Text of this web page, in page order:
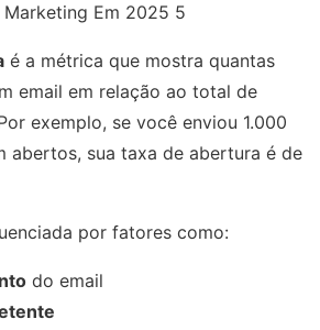
Em 2025 5
é a métrica que mostra quantas
email em relação ao total de
exemplo, se você enviou 1.000
abertos, sua taxa de abertura é de
por fatores como:
do email